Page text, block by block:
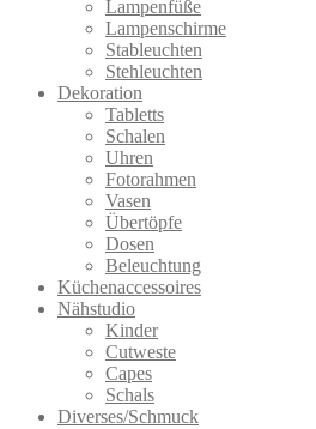
Lampenfüße
Lampenschirme
Stableuchten
Stehleuchten
Dekoration
Tabletts
Schalen
Uhren
Fotorahmen
Vasen
Übertöpfe
Dosen
Beleuchtung
Küchenaccessoires
Nähstudio
Kinder
Cutweste
Capes
Schals
Diverses/Schmuck